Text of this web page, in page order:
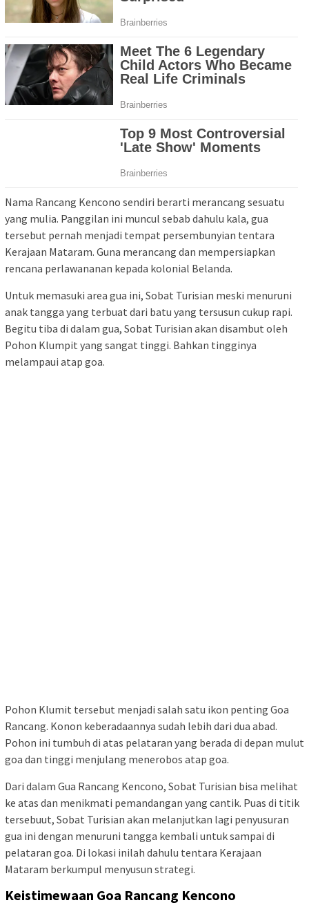
Nama Rancang Kencono sendiri berarti merancang sesuatu
yang mulia. Panggilan ini muncul sebab dahulu kala, gua
tersebut pernah menjadi tempat persembunyian tentara
Kerajaan Mataram. Guna merancang dan mempersiapkan
rencana perlawananan kepada kolonial Belanda.
Untuk memasuki area gua ini, Sobat Turisian meski menuruni
anak tangga yang terbuat dari batu yang tersusun cukup rapi.
Begitu tiba di dalam gua, Sobat Turisian akan disambut oleh
Pohon Klumpit yang sangat tinggi. Bahkan tingginya
melampaui atap goa.
Pohon Klumit tersebut menjadi salah satu ikon penting Goa
Rancang. Konon keberadaannya sudah lebih dari dua abad.
Pohon ini tumbuh di atas pelataran yang berada di depan mulut
goa dan tinggi menjulang menerobos atap goa.
Dari dalam Gua Rancang Kencono, Sobat Turisian bisa melihat
ke atas dan menikmati pemandangan yang cantik. Puas di titik
tersebuut, Sobat Turisian akan melanjutkan lagi penyusuran
gua ini dengan menuruni tangga kembali untuk sampai di
pelataran goa. Di lokasi inilah dahulu tentara Kerajaan
Mataram berkumpul menyusun strategi.
Keistimewaan Goa Rancang Kencono